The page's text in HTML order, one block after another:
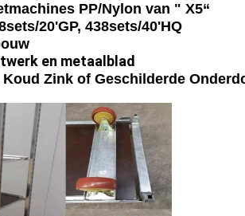
PP/Nylon van " X5“
20'GP, 438sets/40'HQ
en metaalblad
Koud Zink of Geschilderde